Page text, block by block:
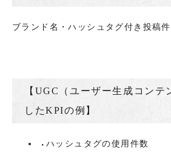
ブランド名・ハッシュタグ付き投稿
【UGC（ユーザー生成コンテ
したKPIの例】
ハッシュタグの使用件数